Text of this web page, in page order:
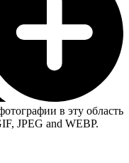
в эту область
JPEG and WEBP.